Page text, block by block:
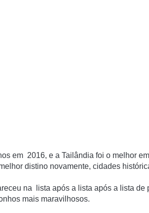
em 2016, e a Tailândia foi o melhor
distino novamente, cidades
na lista após a lista após a lista de
mais maravilhosos.